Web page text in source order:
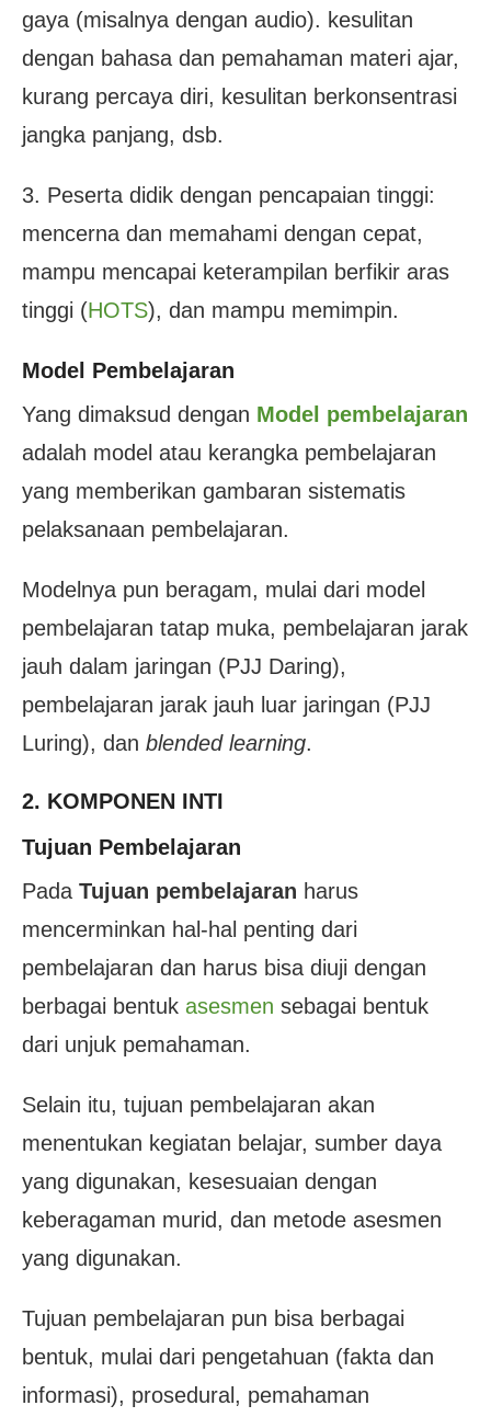
gaya (misalnya dengan audio). kesulitan
dengan bahasa dan pemahaman materi ajar,
kurang percaya diri, kesulitan berkonsentrasi
jangka panjang, dsb.
3. Peserta didik dengan pencapaian tinggi:
mencerna dan memahami dengan cepat,
mampu mencapai keterampilan berfikir aras
tinggi (HOTS), dan mampu memimpin.
Model Pembelajaran
Yang dimaksud dengan Model pembelajaran
adalah model atau kerangka pembelajaran
yang memberikan gambaran sistematis
pelaksanaan pembelajaran.
Modelnya pun beragam, mulai dari model
pembelajaran tatap muka, pembelajaran jarak
jauh dalam jaringan (PJJ Daring),
pembelajaran jarak jauh luar jaringan (PJJ
Luring), dan blended learning.
2. KOMPONEN INTI
Tujuan Pembelajaran
Pada Tujuan pembelajaran harus
mencerminkan hal-hal penting dari
pembelajaran dan harus bisa diuji dengan
berbagai bentuk asesmen sebagai bentuk
dari unjuk pemahaman.
Selain itu, tujuan pembelajaran akan
menentukan kegiatan belajar, sumber daya
yang digunakan, kesesuaian dengan
keberagaman murid, dan metode asesmen
yang digunakan.
Tujuan pembelajaran pun bisa berbagai
bentuk, mulai dari pengetahuan (fakta dan
informasi), prosedural, pemahaman